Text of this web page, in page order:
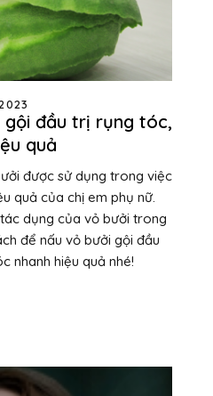
gội đầu trị rụng tóc,
quả
được sử dụng trong việc
quả của chị em phụ nữ.
dụng của vỏ bưởi trong
để nấu vỏ bưởi gội đầu
nhanh hiệu quả nhé!